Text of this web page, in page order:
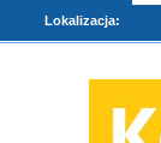
Lokalizacja: